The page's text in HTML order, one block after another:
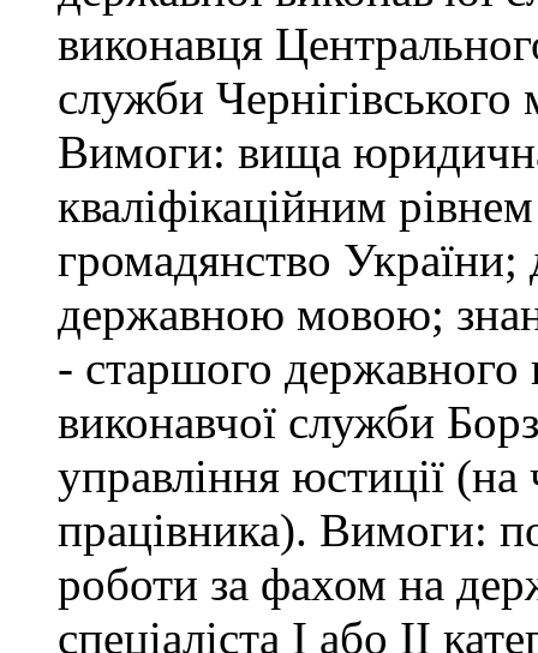
виконавця
служби Чернігівського
Вимоги: вища юридична
кваліфікаційним
громадянство України;
державною мовою;
- старшого державного
виконавчої служби
управління юстиції (на
працівника). Вимоги:
роботи за фахом на
спеціаліста І або ІІ